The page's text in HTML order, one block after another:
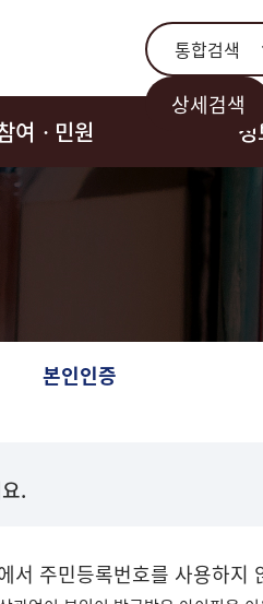
통합검색
상세검색
여ㆍ민원
본인인증
.
서 주민등록번호를 사용하지